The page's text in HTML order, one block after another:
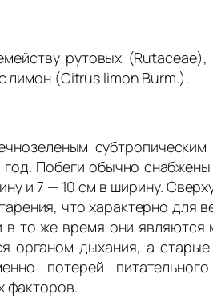
рутовых
лимон (Citrus limon Burm.).
год. Побеги обычно
и 7 — 10 см в ширину.
что характерно для
в то же время они
органом дыхания, а
потерей
факторов.